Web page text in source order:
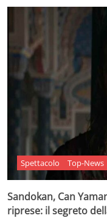
Spettacolo Top-News
Sandokan, Can
riprese: il segreto